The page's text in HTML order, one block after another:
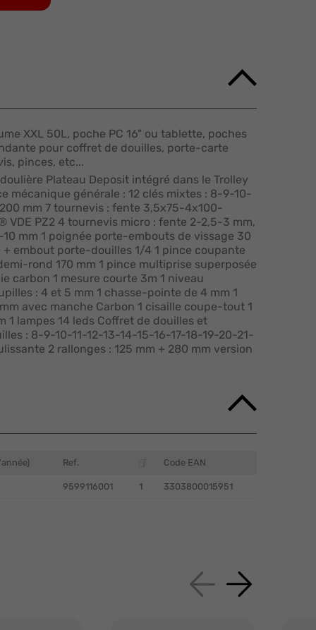
XXL 50L, poche PC 16" ou tablette, poches
pour coffret de douilles, porte-carte
pinces, etc...
Plateau Deposit intégré dans le Trolley
mécanique générale : 12 clés mixtes : 8-9-10-
mm 7 tournevis : fente 3,5x75-4x100-
VDE PZ2 4 tournevis micro : fente 2-2,5-3 mm,
mm 1 poignée porte-embouts de vissage 30
embout porte-douilles 1/4 1 pince coupante
rond 170 mm 1 pince multiprise superposée
carbon 1 mesure courte 3m 1 niveau
: 4 et 5 mm 1 chasse-pointe de 4 mm 1
avec manche Carbon 1 cisaille coupe-tout 1
1 lampes 14 leds Coffret de douilles et
: 8-9-10-11-12-13-14-15-16-17-18-19-20-21-
2 rallonges : 125 mm + 280 mm version
Ref. Code EAN
9599116001 1 3303800015951